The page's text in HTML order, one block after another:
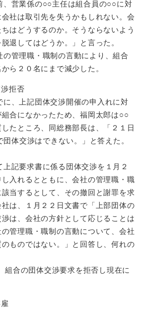
営業係の○○主任は組合員の○○に対
社は取引先を失うかもしれない。会
はどうするのか。そうならないよう
退してはどうか。」と言った。
管理職・職制の言動により、組合
ら２０名にまで減少した。
拒否
、上記団体交渉開催の申入れに対
合になかったため、福岡太郎は○○
たところ、同総務部長は、「２１日
体交渉はできない。」と答えた。
記要求書に係る団体交渉を１月２
入れるとともに、会社の管理職・職
当するとして、その撤回と謝罪を求
は、１月２２日文書で「上部団体の
は、会社の方針として応じることは
管理職・職制の言動について、会社
ものではない。」と回答し、何れの
の団体交渉要求を拒否し現在に